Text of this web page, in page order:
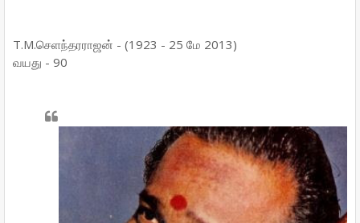
T.M.செளந்தரராஜன் - (1923 - 25 மே 2013)
வயது - 90